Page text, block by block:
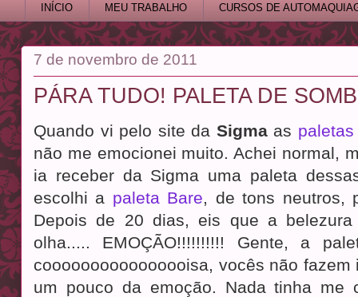
INÍCIO MEU TRABALHO CURSOS DE
7 de novembro de 2011
PÁRA TUDO! PALETA DE
Quando vi pelo site da Sigma as
não me emocionei muito. Achei normal,
ia receber da Sigma uma paleta
escolhi a paleta Bare , de tons neutros,
Depois de 20 dias, eis que a
olha..... EMOÇÃO!!!!!!!!!! Gente, a
coooooooooooooooisa, vocês não
um pouco da emoção. Nada tinha me